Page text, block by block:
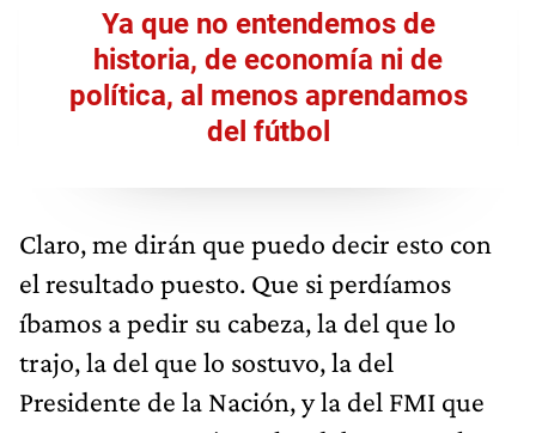
Ya que no entendemos de
historia, de economía ni de
política, al menos aprendamos
del fútbol
Claro, me dirán que puedo decir esto con
el resultado puesto. Que si perdíamos
íbamos a pedir su cabeza, la del que lo
trajo, la del que lo sostuvo, la del
Presidente de la Nación, y la del FMI que